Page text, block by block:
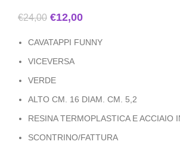
€24,00 €12,00
CAVATAPPI FUNNY
VICEVERSA
VERDE
ALTO CM. 16 DIAM. CM. 5,2
RESINA TERMOPLASTICA E ACCIAIO
SCONTRINO/FATTURA